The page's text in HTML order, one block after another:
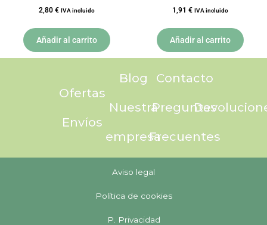
2,80 € IVA incluido
Añadir al carrito
1,91 € IVA incluido
Añadir al carrito
Ofertas
Envíos
Blog
Nuestra
empresa
Contacto
Preguntas
Frecuentes
Aviso legal
Política de cookies
P. Privacidad